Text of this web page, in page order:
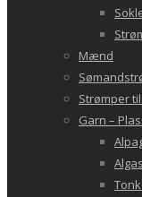
Mænd
Strømper
Garn –